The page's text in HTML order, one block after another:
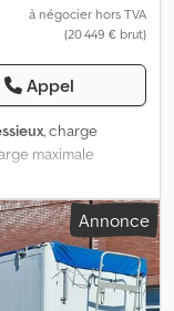
à négocier hors TVA
(20 449 € brut)
Appel
, charge
maximale
07/2015,
, empattement:
ABS, =
de freinage
pneumatique =
Annonce